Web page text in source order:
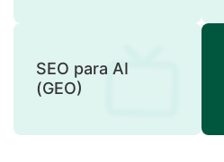
SEO para AI
(GEO)